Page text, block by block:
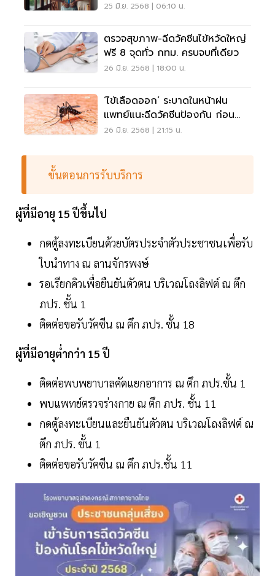
25 มิ.ย. 2568 | 06:10 น.
ตรวจสุขภาพ-ฉีดวัคซีนไข้หวัดใหญ่
ฟรี 8 จุดทั่ว กทม. ครบจบที่เดียว
26 มิ.ย. 2568 | 18:00 น.
‘ไข้เลือดออก’ ระบาดในหน้าฝน
แพทย์แนะฉีดวัคซีนป้องกัน ก่อน
อันตรายถึงชีวิต
26 มิ.ย. 2568 | 21:15 น.
ขั้นตอนการรับบริการ
ผู้ที่มีอายุ 15 ปีขึ้นไป
กดตู้ลงทะเบียนด้วยบัตรประจำตัวประชาชนเพื่อรับ
ใบนำทาง ณ ลานจักรพงษ์
รอเรียกคิวเพื่อยืนยันตัวตน บริเวณโถงลิฟต์ ณ ตึก
ภปร. ชั้น 1
ติดต่อขอรับวัคซีน ณ ตึก ภปร. ชั้น 18
ผู้ที่มีอายุต่ำกว่า 15 ปี
ติดต่อพบพยาบาลคัดแยกอาการ ณ ตึก ภปร.ชั้น 1
พบแพทย์ตรวจร่างกาย ณ ตึก ภปร. ชั้น 11
กดตู้ลงทะเบียนและยืนยันตัวตน บริเวณโถงลิฟต์ ณ
ตึก ภปร. ชั้น 1
ติดต่อขอรับวัคซีน ณ ตึก ภปร.ชั้น 11